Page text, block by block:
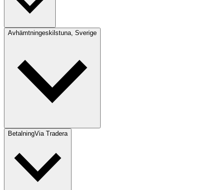
Avhämtningeskilstuna, Sverige
BetalningVia Tradera